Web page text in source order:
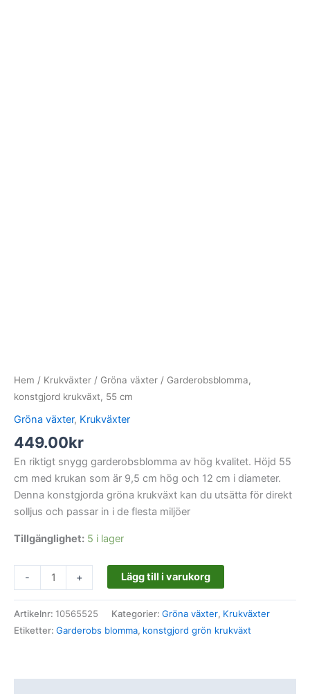
Hem / Krukväxter / Gröna växter / Garderobsblomma,
konstgjord krukväxt, 55 cm
Gröna växter, Krukväxter
449.00kr
En riktigt snygg garderobsblomma av hög kvalitet. Höjd 55
cm med krukan som är 9,5 cm hög och 12 cm i diameter.
Denna konstgjorda gröna krukväxt kan du utsätta för direkt
solljus och passar in i de flesta miljöer
Tillgänglighet: 5 i lager
- + Lägg till i varukorg
Artikelnr: 10565525 Kategorier: Gröna växter, Krukväxter
Etiketter: Garderobs blomma, konstgjord grön krukväxt